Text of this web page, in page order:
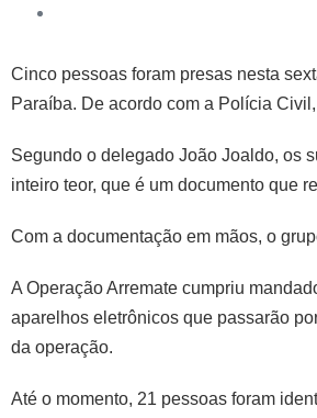
Cinco pessoas foram presas nesta
Paraíba. De acordo com a Polícia
Segundo o delegado João Joaldo, os
inteiro teor, que é um documento que
Com a documentação em mãos, o
A Operação Arremate cumpriu
aparelhos eletrônicos que passarão
da operação.
Até o momento, 21 pessoas foram